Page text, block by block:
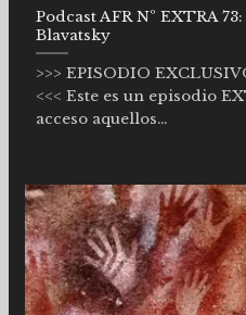
Podcast AFR Nº EXTRA
Blavatsky
>>> EPISODIO
<<< Este es un episodio
acceso aquellos...